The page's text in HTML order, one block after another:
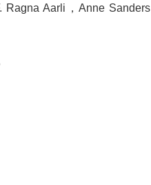
Ragna Aarli，Anne Sanders